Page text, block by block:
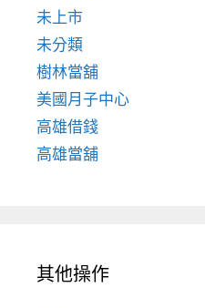
未上市
未分類
樹林當舖
美國月子中心
高雄借錢
高雄當舖
其他操作